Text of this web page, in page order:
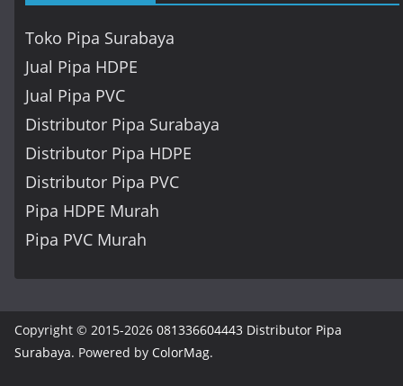
Toko Pipa Surabaya
Jual Pipa HDPE
Jual Pipa PVC
Distributor Pipa Surabaya
Distributor Pipa HDPE
Distributor Pipa PVC
Pipa HDPE Murah
Pipa PVC Murah
Copyright © 2015-2026 081336604443 Distributor Pipa
Surabaya. Powered by ColorMag.